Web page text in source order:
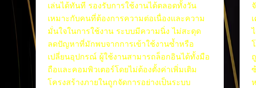
เล่นได้ทันที รองรับการใช้งานได้ตลอดทั้งวัน
เหมาะกับคนที่ต้องการความต่อเนื่องและความ
มั่นใจในการใช้งาน ระบบมีความนิ่ง ไม่สะดุด
ลดปัญหาที่มักพบจากการเข้าใช้งานซ้ำหรือ
เปลี่ยนอุปกรณ์ ผู้ใช้งานสามารถล็อกอินได้ทั้งมือ
ถือและคอมพิวเตอร์โดยไม่ต้องตั้งค่าเพิ่มเติม
โครงสร้างภายในถูกจัดการอย่างเป็นระบบ